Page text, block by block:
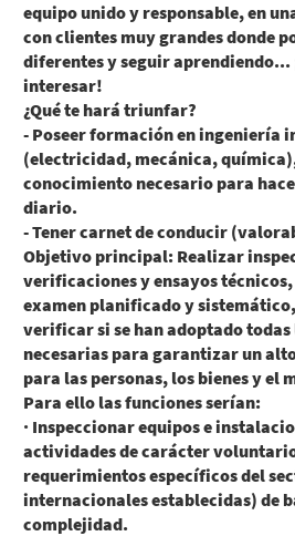
equipo unido y responsable, en
con clientes muy grandes donde
diferentes y seguir aprendiendo...
interesar!
¿Qué te hará triunfar?
- Poseer formación en ingeniería
(electricidad, mecánica,
conocimiento necesario para
diario.
- Tener carnet de conducir
Objetivo principal: Realizar
verificaciones y ensayos
examen planificado y
verificar si se han adoptado todas
necesarias para garantizar un
para las personas, los bienes y el
Para ello las funciones serían:
· Inspeccionar equipos e
actividades de carácter
requerimientos específicos del
internacionales establecidas) de
complejidad.